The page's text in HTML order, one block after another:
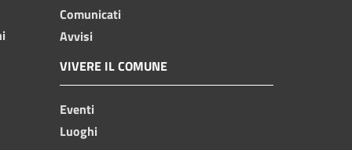
Comunicati
Avvisi
VIVERE IL COMUNE
Eventi
Luoghi